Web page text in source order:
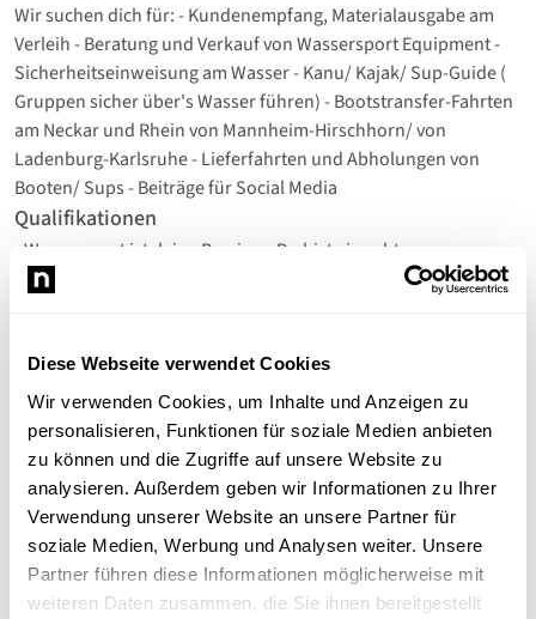
Diese Webseite verwendet Cookies
Wir verwenden Cookies, um Inhalte und Anzeigen zu
personalisieren, Funktionen für soziale Medien anbieten
zu können und die Zugriffe auf unsere Website zu
analysieren. Außerdem geben wir Informationen zu Ihrer
Verwendung unserer Website an unsere Partner für
soziale Medien, Werbung und Analysen weiter. Unsere
Partner führen diese Informationen möglicherweise mit
weiteren Daten zusammen, die Sie ihnen bereitgestellt
Wir suchen dich für: - Kundenempfang, Materialausgabe am
Verleih - Beratung und Verkauf von Wassersport Equipment -
Sicherheitseinweisung am Wasser - Kanu/ Kajak/ Sup-Guide (
Gruppen sicher über's Wasser führen) - Bootstransfer-Fahrten
am Neckar und Rhein von Mannheim-Hirschhorn/ von
Ladenburg-Karlsruhe - Lieferfahrten und Abholungen von
Booten/ Sups - Beiträge für Social Media
Qualifikationen
- Wassersport ist deine Passion - Du bist ein echtes
Verkaufstalent und hast Freude an Kundenberatung - Wasser
mindestens 18 Jahre alt - Hast einen Führerschein der Klasse B,
B96 oder BE - Du bist besonders verantwortungsbewusst - Du
kommst aus Ladenburg oder der näheren Umgebung - Bereit
für flexible Arbeitsmodelle ( Arbeit in den frühen
Morgenstunden oder bis spät in den Abend) -
Wochenendarbeit setzen wir voraus
Zusatzleistungen
Kanu & Sup Ladenburg Mitarbeiter erhalten Vergünstigungen/
Zugang zu Wassersportequipment. Ebenso bieten wir dir